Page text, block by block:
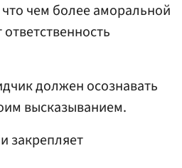
чем более аморальной
должен осознавать
высказыванием.
закрепляет